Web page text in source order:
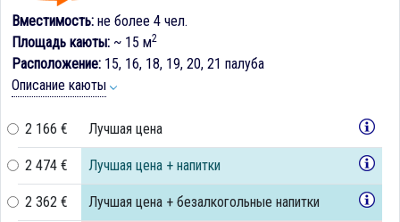
Вместимость: не более 4 чел.
Площадь каюты: ~ 15 м2
Расположение: 15, 16, 18, 19, 20, 21 палуба
Описание каюты
2 166 € Лучшая цена
2 474 € Лучшая цена + напитки
2 362 € Лучшая цена + безалкогольные напитки